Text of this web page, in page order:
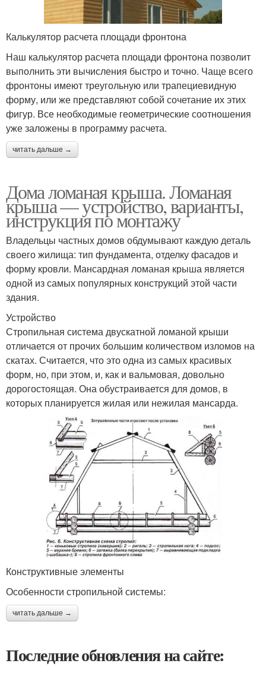
Калькулятор расчета площади фронтона
Наш калькулятор расчета площади фронтона позволит
выполнить эти вычисления быстро и точно. Чаще всего
фронтоны имеют треугольную или трапециевидную
форму, или же представляют собой сочетание их этих
фигур. Все необходимые геометрические соотношения
уже заложены в программу расчета.
читать дальше →
Дома ломаная крыша. Ломаная
крыша — устройство, варианты,
инструкция по монтажу
Владельцы частных домов обдумывают каждую деталь
своего жилища: тип фундамента, отделку фасадов и
форму кровли. Мансардная ломаная крыша является
одной из самых популярных конструкций этой части
здания.
Устройство
Стропильная система двускатной ломаной крыши
отличается от прочих большим количеством изломов на
скатах. Считается, что это одна из самых красивых
форм, но, при этом, и, как и вальмовая, довольно
дорогостоящая. Она обустраивается для домов, в
которых планируется жилая или нежилая мансарда.
Конструктивные элементы
Особенности стропильной системы:
читать дальше →
Последние обновления на сайте: